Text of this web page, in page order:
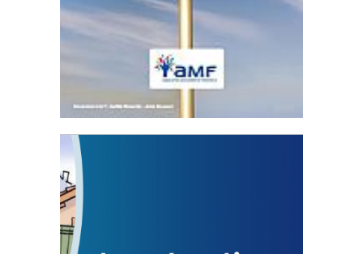
Statut de l’élu local
3 avril 2024
Mise à jour avril 2024
FEUILLETER